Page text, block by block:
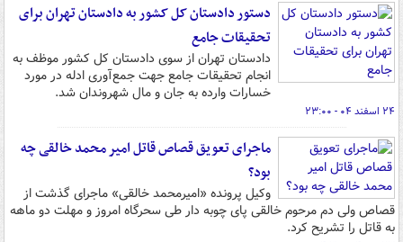
دستور دادستان کل کشور به دادستان تهران برای
تحقیقات جامع
دادستان تهران از سوی دادستان کل کشور موظف به
انجام تحقیقات جامع جهت جمع‌آوری ادله در مورد
خسارات وارده به جان و مال شهروندان شد.
۲۴ اسفند ۰۴ - ۲۳:۰۰
ماجرای تعویق قصاص قاتل امیر محمد خالقی چه
بود؟
وکیل پرونده «امیرمحمد خالقی» ماجرای گذشت از
قصاص ولی دم مرحوم خالقی پای چوبه دار طی سحرگاه امروز و مهلت دو ماهه
به قاتل را تشریح کرد.